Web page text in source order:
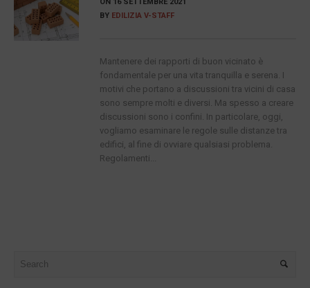
BY EDILIZIA V-STAFF
Mantenere dei rapporti di buon vicinato è
fondamentale per una vita tranquilla e serena. I
motivi che portano a discussioni tra vicini di casa
sono sempre molti e diversi. Ma spesso a creare
discussioni sono i confini. In particolare, oggi,
vogliamo esaminare le regole sulle distanze tra
edifici, al fine di ovviare qualsiasi problema.
Regolamenti...